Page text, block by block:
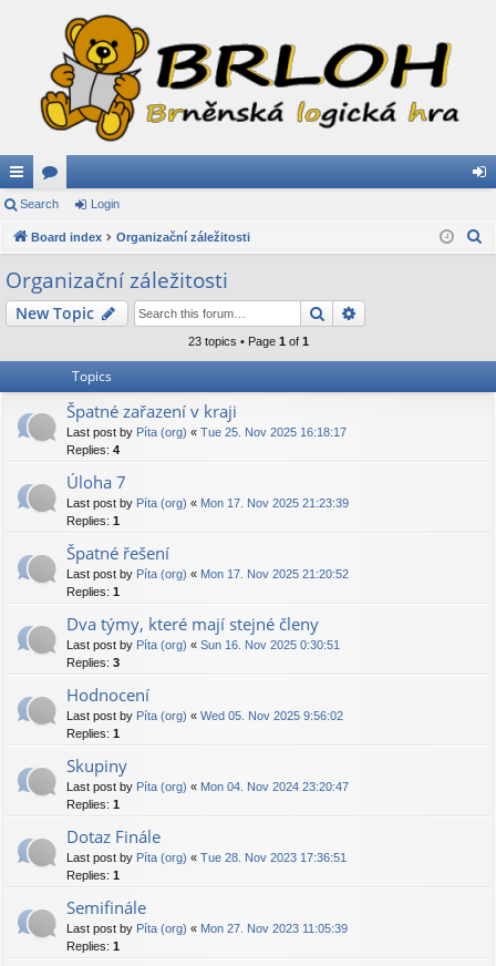
ui
ck
lin
ks
or
u
s
in
Search Login
Board index Organizační záležitosti
Organizační záležitosti
New Topic Search
23 topics • Page 1 of 1
Topics
Špatné zařazení v kraji
Last post by Píta (org) « Tue 25. Nov 2025 16:18:17
Replies: 4
Úloha 7
Last post by Píta (org) « Mon 17. Nov 2025 21:23:39
Replies: 1
Špatné řešení
Last post by Píta (org) « Mon 17. Nov 2025 21:20:52
Replies: 1
Dva týmy, které mají stejné členy
Last post by Píta (org) « Sun 16. Nov 2025 0:30:51
Replies: 3
Hodnocení
Last post by Píta (org) « Wed 05. Nov 2025 9:56:02
Replies: 1
Skupiny
Last post by Píta (org) « Mon 04. Nov 2024 23:20:47
Replies: 1
Dotaz Finále
Last post by Píta (org) « Tue 28. Nov 2023 17:36:51
Replies: 1
Semifinále
Last post by Píta (org) « Mon 27. Nov 2023 11:05:39
Replies: 1